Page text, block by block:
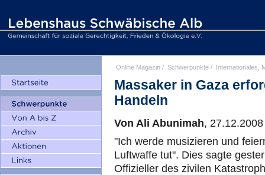
Online Magazin / Schwerpunkte / Internationales,
Massaker in Gaza
Handeln
Von Ali Abunimah,
"Ich werde musizieren und
Luftwaffe tut". Dies sagte
Offizieller des zivilen